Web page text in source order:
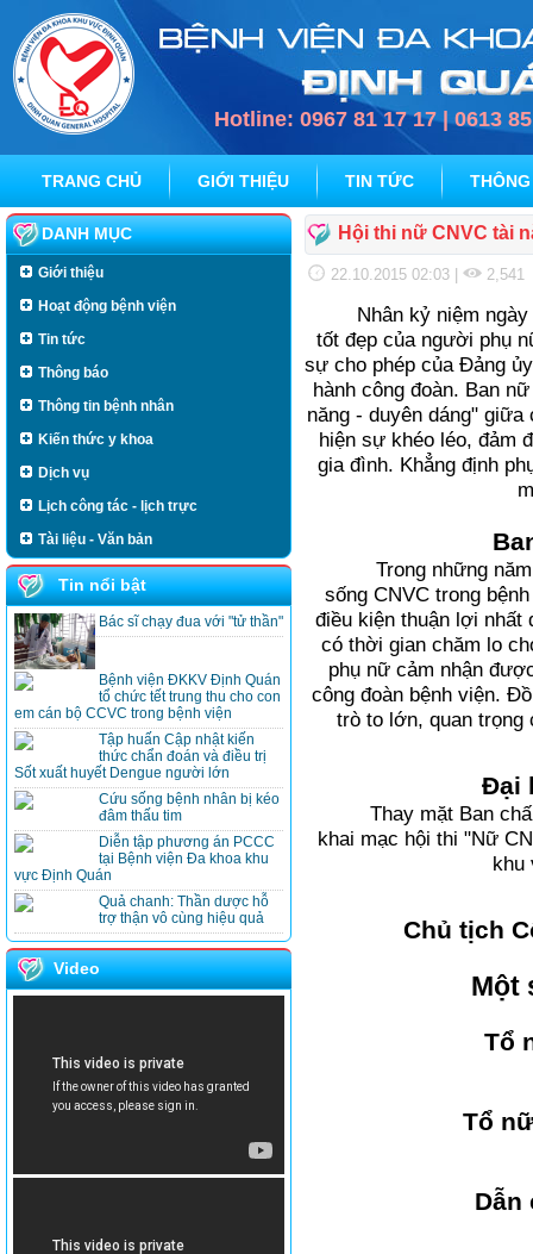
Hotline: 0967 81 17 17 | 0613
TRANG CHỦ GIỚI THIỆU TIN TỨC
DANH MỤC
Giới thiệu
Hoạt động bệnh viện
Tin tức
Thông báo
Thông tin bệnh nhân
Kiến thức y khoa
Dịch vụ
Lịch công tác - lịch trực
Tài liệu - Văn bản
Tin nổi bật
Bác sĩ chạy đua với "tử thần"
Bệnh viện ĐKKV Định Quán
tổ chức tết trung thu cho con
em cán bộ CCVC trong bệnh viện
Tập huấn Cập nhật kiến
thức chẩn đoán và điều trị
Sốt xuất huyết Dengue người lớn
Cứu sống bệnh nhân bị kéo
đâm thấu tim
Diễn tập phương án PCCC
tại Bệnh viện Đa khoa khu
vực Định Quán
Quả chanh: Thần dược hỗ
trợ thận vô cùng hiệu quả
Video
Hội thi nữ CNVC tài
22.10.2015 02:03 2,541
Nhân kỷ niệm
tốt đẹp của người phụ
sự cho phép của Đảng
hành công đoàn. Ban
năng - duyên dáng"
hiện sự khéo léo, đảm
gia đình. Khẳng định
Trong những
sống CNVC trong
điều kiện thuận lợi nhất
có thời gian chăm lo
phụ nữ cảm nhận
công đoàn bệnh viện.
trò to lớn, quan trọng
Đại
Thay mặt Ban
khai mạc hội thi "Nữ
khu
Chủ tịch
Một
Tổ
Tổ
Dẫn